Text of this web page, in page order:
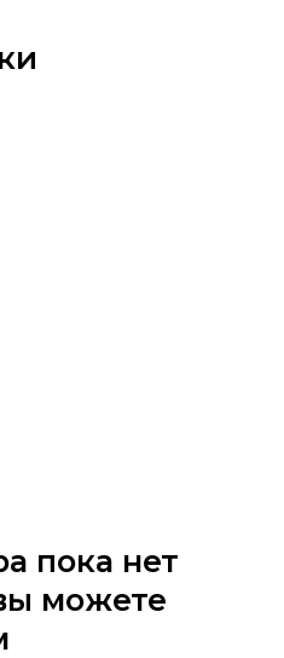
пока нет
можете